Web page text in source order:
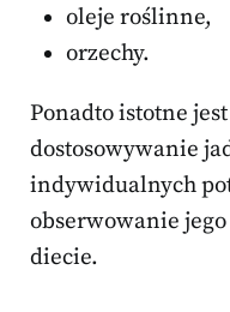
oleje roślinne,
orzechy.
Ponadto istotne
dostosowywanie
indywidualnych
obserwowanie
diecie.